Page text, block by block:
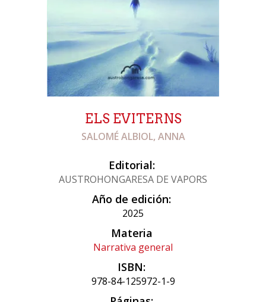
ELS EVITERNS
SALOMÉ ALBIOL, ANNA
Editorial:
AUSTROHONGARESA DE VAPORS
Año de edición:
2025
Materia
Narrativa general
ISBN:
978-84-125972-1-9